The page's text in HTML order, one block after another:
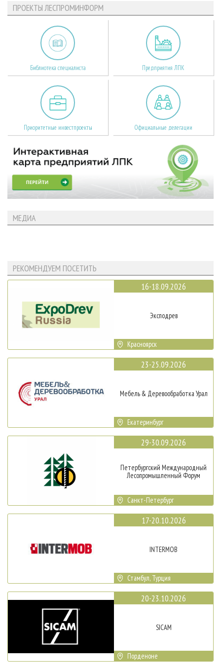
ПРОЕКТЫ ЛЕСПРОМИНФОРМ
Библиотека специалиста Предприятия ЛПК
Приоритетные инвестпроекты Официальные делегации
МЕДИА
РЕКОМЕНДУЕМ ПОСЕТИТЬ
16-18.09.2026
Эксподрев
Красноярск
23-25.09.2026
Мебель & Деревообработка Урал
Екатеринбург
29-30.09.2026
Петербургский Международный
Лесопромышленный Форум
Санкт-Петербург
17-20.10.2026
INTERMOB
Стамбул, Турция
20-23.10.2026
SICAM
Порденоне